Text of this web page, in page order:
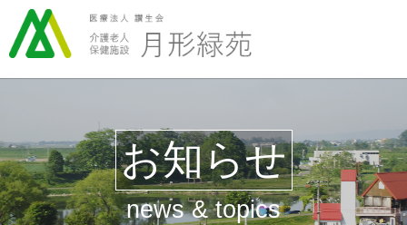
お知らせ
news & topics